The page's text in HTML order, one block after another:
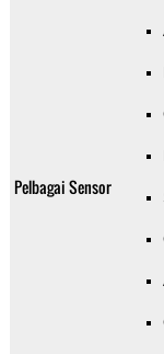
Pelbagai Sensor